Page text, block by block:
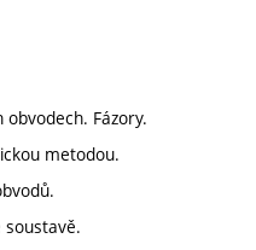
Fázory.
metodou.
soustavě.